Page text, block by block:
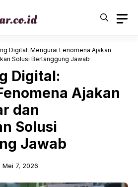
Digital: Mengurai Fenomena Ajakan
Solusi Bertanggung Jawab
Digital:
Ajakan
dan
Solusi
Jawab
Mei 7, 2026